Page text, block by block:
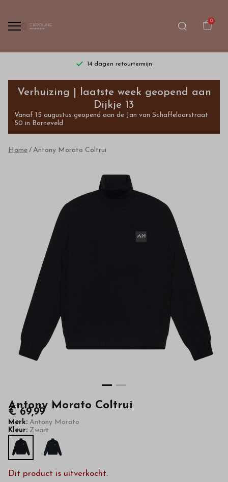
0
14 dagen retourtermijn
Antony
Morato
Coltrui
kinderkleding
hoge
kwaliteit
onze
webshop
Verhuizing | laatste week geopend aan
Dijkje 13
Vanaf 15 augustus geopend aan de Jan van Schaffelaarstraat
50 in Barneveld
Home Antony Morato Coltrui
Antony Morato Coltrui
€ 69,99
Merk: Antony Morato
Kleur: Zwart
Dit product is uitverkocht.